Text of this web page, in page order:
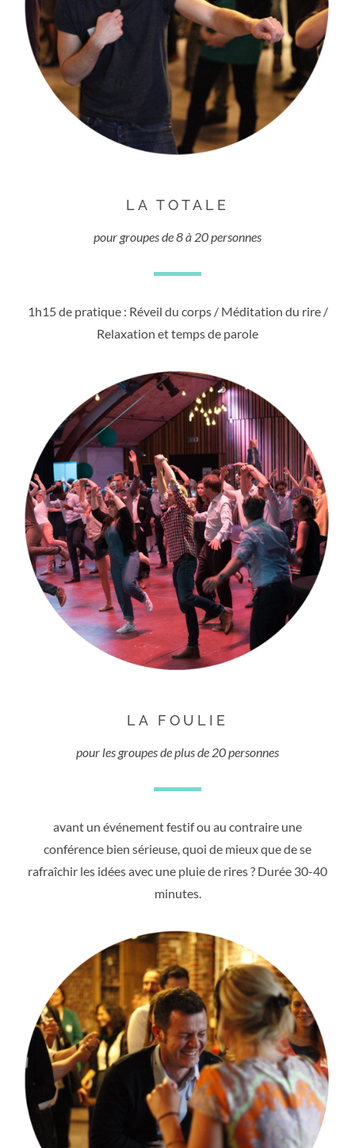
LA TOTALE
pour groupes de 8 à 20 personnes
1h15 de pratique : Réveil du corps / Méditation du rire /
Relaxation et temps de parole
LA FOULIE
pour les groupes de plus de 20 personnes
avant un événement festif ou au contraire une
conférence bien sérieuse, quoi de mieux que de se
rafraîchir les idées avec une pluie de rires ? Durée 30-40
minutes.